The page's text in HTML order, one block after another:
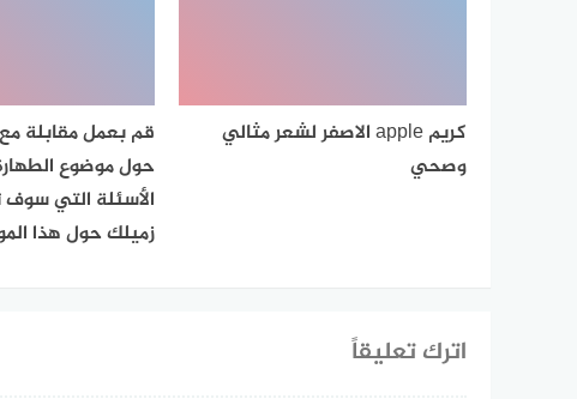
كريم apple الاصفر لشعر مثالي
وصحي
قم بعمل مقابلة
حول موضوع
الأسئلة التي
زميلك حول هذا
اترك تعليقاً